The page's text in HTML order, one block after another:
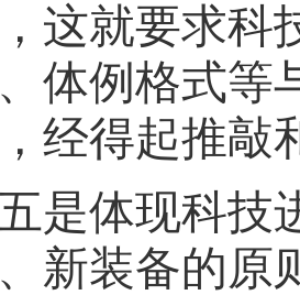
这就要求科
体例格式等
经得起推敲
五是体现科技
新装备的原